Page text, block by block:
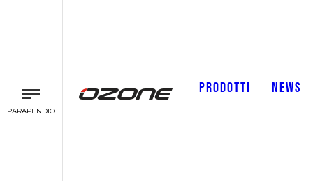
PARAPENDIO
PRODOTTI NEWS